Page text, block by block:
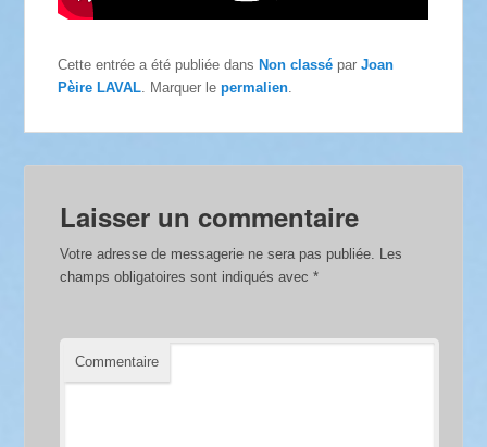
Cette entrée a été publiée dans Non classé parJoan
Pèire LAVAL. Marquer lepermalien.
Laisser un commentaire
Votre adresse de messagerie ne sera pas publiée. Les
champs obligatoires sont indiqués avec*
Commentaire